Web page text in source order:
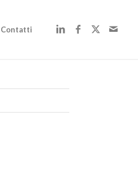
Contatti